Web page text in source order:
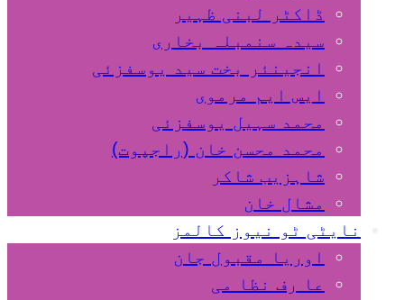
ڈاکٹر لبنی ظہیر
سیدہ سنمبلہ بخاری
انجینئر بخت سید یوسفزئی
ایس ایم مرموی
محمد سہیل یوسفزئی
محمد محسن خان (راجپوت)
شاہزیب شاکر
مشال خان
نایٹی ٹو نیوز کالمز
اوریا مقبول جان
عا رف نظا می